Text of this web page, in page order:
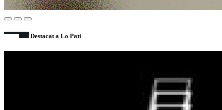
Destacat a Lo Pati